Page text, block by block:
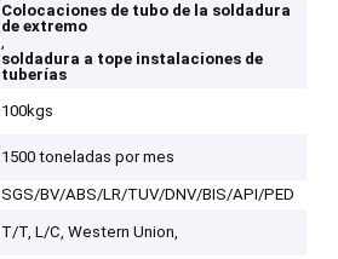
Colocaciones de tubo de la soldadura
de extremo
,
soldadura a tope instalaciones de
tuberías
100kgs
1500 toneladas por mes
SGS/BV/ABS/LR/TUV/DNV/BIS/API/PED
T/T, L/C, Western Union,